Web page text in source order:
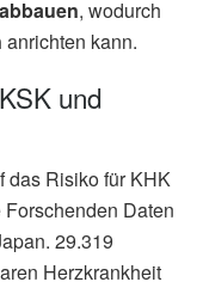
, wodurch
anrichten kann.
und
das Risiko für KHK
Daten
29.319
Herzkrankheit